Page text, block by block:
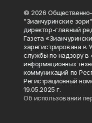
© 2026 Общественно-
"Зианчуринские зори"
директор-главный
Газета
зарегистрирована в
службы по надзору в
информационных
коммуникаций по
Регистрационный
19.05.2025 г.
Об использовании